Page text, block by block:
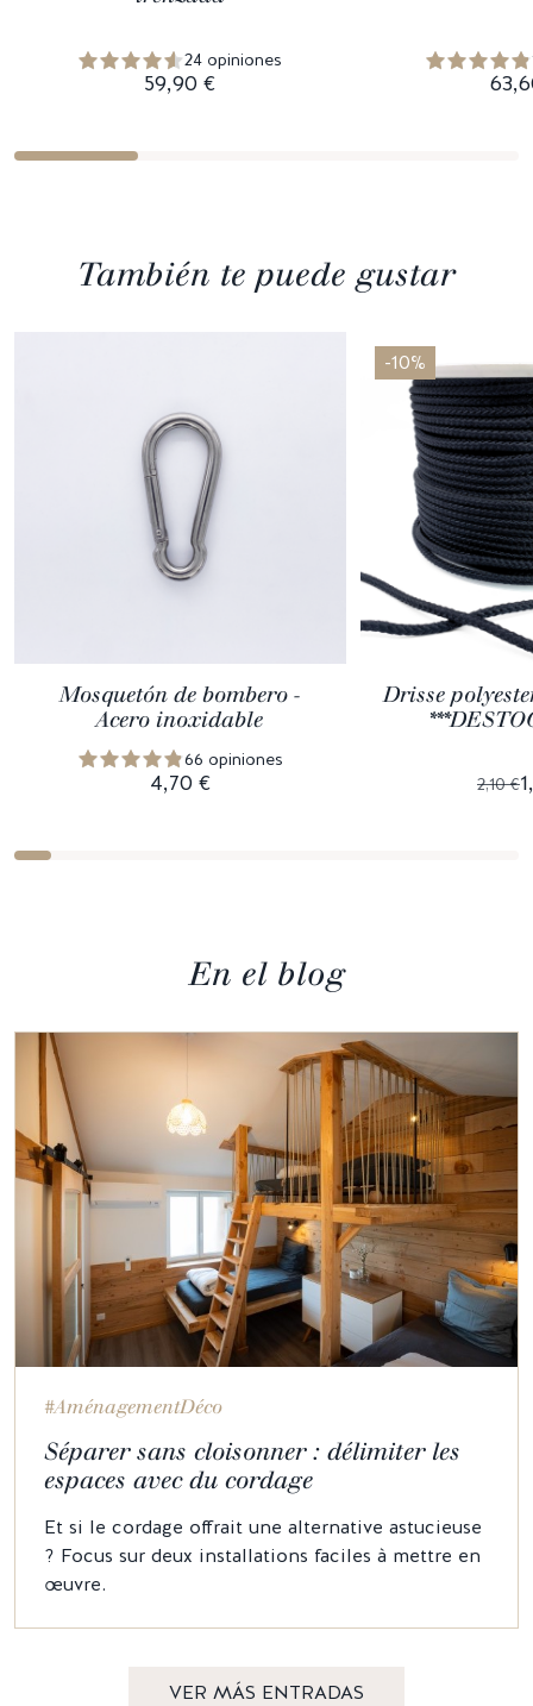
24 opiniones
59,90 €
También te puede gustar
Mosquetón de bombero -
Acero inoxidable
66 opiniones
4,70 €
-10%
Drisse
2,10 €
En el blog
#AménagementDéco
Séparer sans cloisonner : délimiter les
espaces avec du cordage
Et si le cordage offrait une alternative astucieuse
? Focus sur deux installations faciles à mettre en
œuvre.
VER MÁS ENTRADAS